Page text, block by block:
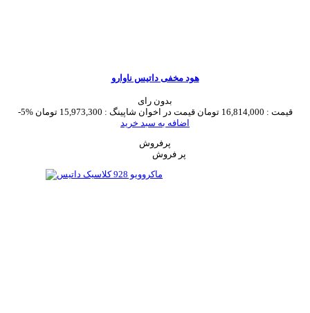
هود مخفی داتیس ناوارو
بدون رای
-5%
قیمت : 16,814,000 تومان قیمت در اخوان شاپینگ : 15,973,300 تومان
اضافه به سبد خرید
پرفروش